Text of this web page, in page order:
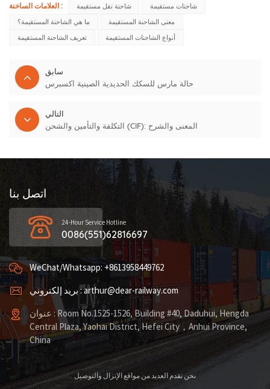
العلامات الساخنة : شاحنة نقل مستقيمة
شاحنات مستقيمة
ما هي الشاحنة المستقيمة؟
معنى الشاحنة المستقيمة
تعريف الشاحنة المستقيمة
أنواع الشاحنات المستقيمة
سابق
حالة مارس للسكك الحديدية الصينية اكسبرس
التالي
التكلفة والتأمين والشحن (CIF): المعنى والشرح
اتصل بنا
24-Hour Service Hotline
0086(551)62816697
WeChat/Whatsapp: +8613958449762
بريد إلكتروني : arthur@dear-railway.com
عنوان : Room No.1525-1526, Building #40, Daduhui, Hengda
Central Plaza, Yaohai District, Hefei City，Anhui Province,
China
نحن نقدم العديد من مواقع الإنزال والتوصيل